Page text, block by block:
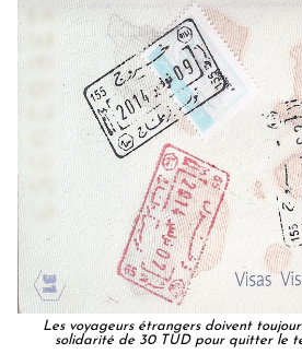
Les voyageurs étrangers doivent
solidarité de 30 TUD pour quitter le